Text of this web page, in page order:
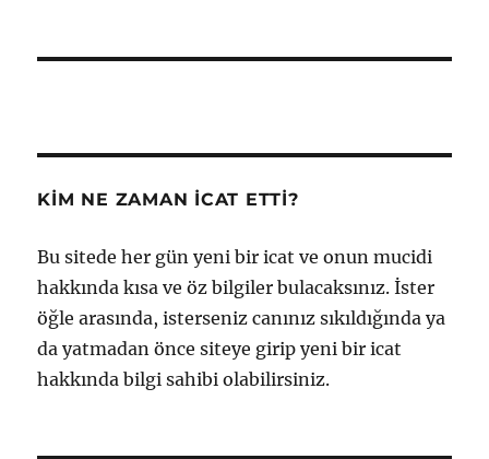
KIM NE ZAMAN İCAT ETTI?
Bu sitede her gün yeni bir icat ve onun mucidi
hakkında kısa ve öz bilgiler bulacaksınız. İster
öğle arasında, isterseniz canınız sıkıldığında ya
da yatmadan önce siteye girip yeni bir icat
hakkında bilgi sahibi olabilirsiniz.